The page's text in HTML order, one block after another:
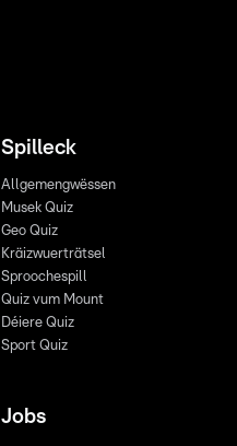
Spilleck
Allgemengwëssen
Musek Quiz
Geo Quiz
Kräizwuerträtsel
Sproochespill
Quiz vum Mount
Déiere Quiz
Sport Quiz
Jobs